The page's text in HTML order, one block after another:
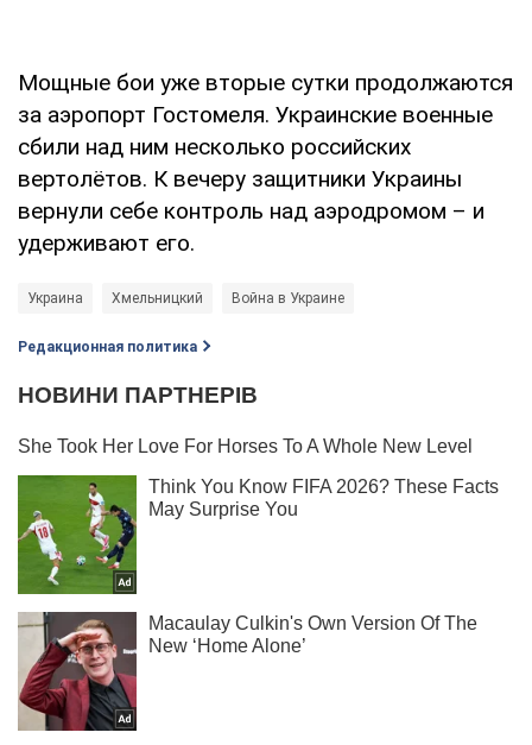
Мощные бои уже вторые сутки продолжаются
за аэропорт Гостомеля. Украинские военные
сбили над ним несколько российских
вертолётов. К вечеру защитники Украины
вернули себе контроль над аэродромом – и
удерживают его.
Украина Хмельницкий Война в Украине
Редакционная политика